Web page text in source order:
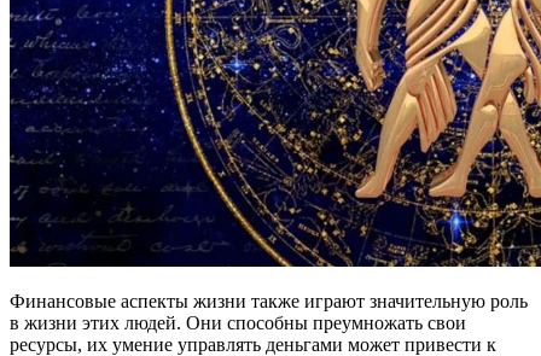
Финансовые аспекты жизни также играют значительную роль
в жизни этих людей. Они способны преумножать свои
ресурсы, их умение управлять деньгами может привести к